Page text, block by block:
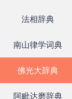
法相辞典
南山律学词典
佛光大辞典
阿毗达磨辞典